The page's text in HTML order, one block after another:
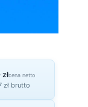
cena netto
zł brutto